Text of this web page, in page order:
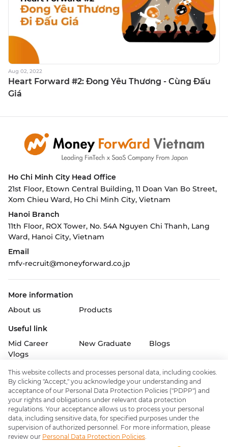
Aug 02, 2022
Heart Forward #2: Đong Yêu Thương - Cùng Đấu
Giá
Ho Chi Minh City Head Office
21st Floor, Etown Central Building, 11 Doan Van Bo Street,
Xom Chieu Ward, Ho Chi Minh City, Vietnam
Hanoi Branch
11th Floor, ROX Tower, No. 54A Nguyen Chi Thanh, Lang
Ward, Hanoi City, Vietnam
Email
mfv-recruit@moneyforward.co.jp
More information
About us
Products
Useful link
Mid Career
New Graduate
Blogs
Vlogs
Follow us on
Policy & support
About Money Forward Inc.
This website collects and processes personal data, including cookies.
By clicking "Accept," you acknowledge your understanding and
acceptance of our Personal Data Protection Policies ("PDPP") and
your rights and obligations under relevant data protection
regulations. Your acceptance allows us to process your personal
data, including sensitive data, for specified purposes under the
supervision of authorized personnel. For more information, please
review our Personal Data Protection Policies.